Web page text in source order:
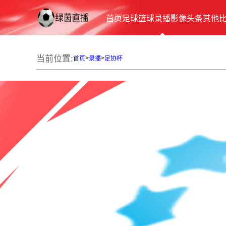
首页足球篮球录播影像头条其他
当前位置:首页>录播>足协杯